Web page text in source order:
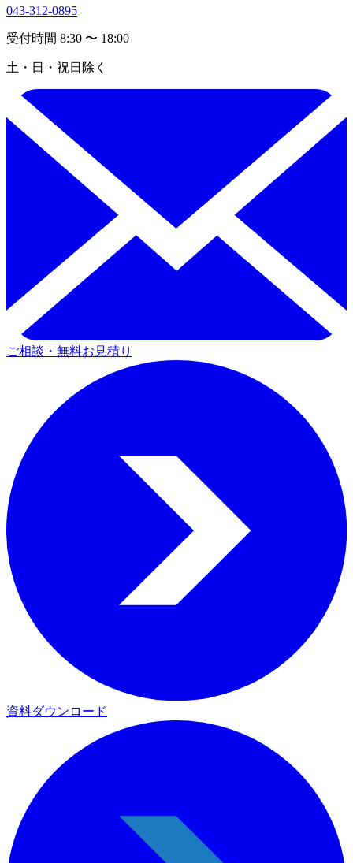
043-312-0895
受付時間 8:30 〜 18:00
土・日・祝日除く
ご相談・無料お見積り
資料ダウンロード